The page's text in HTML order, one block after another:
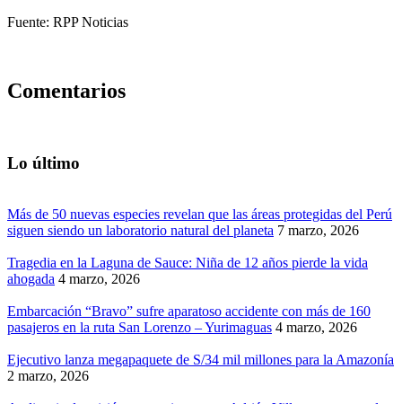
Fuente: RPP Noticias
Comentarios
Lo último
Más de 50 nuevas especies revelan que las áreas protegidas del Perú
siguen siendo un laboratorio natural del planeta 7 marzo, 2026
Tragedia en la Laguna de Sauce: Niña de 12 años pierde la vida
ahogada 4 marzo, 2026
Embarcación “Bravo” sufre aparatoso accidente con más de 160
pasajeros en la ruta San Lorenzo – Yurimaguas 4 marzo, 2026
Ejecutivo lanza megapaquete de S/34 mil millones para la Amazonía
2 marzo, 2026